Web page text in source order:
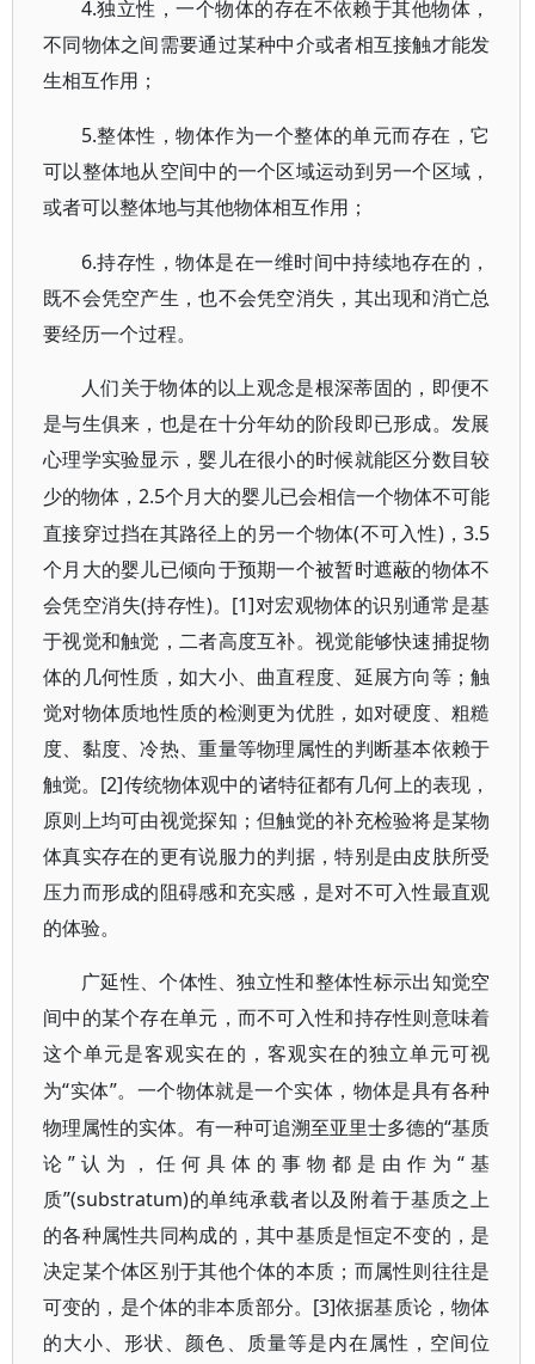
4.独立性，一个物体的存在不依赖于其他物体，
不同物体之间需要通过某种中介或者相互接触才能发
生相互作用；
5.整体性，物体作为一个整体的单元而存在，它
可以整体地从空间中的一个区域运动到另一个区域，
或者可以整体地与其他物体相互作用；
6.持存性，物体是在一维时间中持续地存在的，
既不会凭空产生，也不会凭空消失，其出现和消亡总
要经历一个过程。
人们关于物体的以上观念是根深蒂固的，即便不
是与生俱来，也是在十分年幼的阶段即已形成。发展
心理学实验显示，婴儿在很小的时候就能区分数目较
少的物体， 2.5个月大的婴儿已会相信一个物体不可能
直接穿过挡在其路径上的另一个物体(不可入性)，3.5
个月大的婴儿已倾向于预期一个被暂时遮蔽的物体不
会凭空消失(持存性)。[1]对宏观物体的识别通常是基
于视觉和触觉，二者高度互补。视觉能够快速捕捉物
体的几何性质，如大小、曲直程度、延展方向等；触
觉对物体质地性质的检测更为优胜，如对硬度、粗糙
度、黏度、冷热、重量等物理属性的判断基本依赖于
触觉。[2]传统物体观中的诸特征都有几何上的表现，
原则上均可由视觉探知；但触觉的补充检验将是某物
体真实存在的更有说服力的判据，特别是由皮肤所受
压力而形成的阻碍感和充实感，是对不可入性最直观
的体验。
广延性、个体性、独立性和整体性标示出知觉空
间中的某个存在单元，而不可入性和持存性则意味着
这个单元是客观实在的，客观实在的独立单元可视
为“实体”。一个物体就是一个实体，物体是具有各种
物理属性的实体。有一种可追溯至亚里士多德的“基质
论”认为，任何具体的事物都是由作为“基
质”(substratum)的单纯承载者以及附着于基质之上
的各种属性共同构成的，其中基质是恒定不变的，是
决定某个体区别于其他个体的本质；而属性则往往是
可变的，是个体的非本质部分。[3]依据基质论，物体
的大小、形状、颜色、质量等是内在属性，空间位